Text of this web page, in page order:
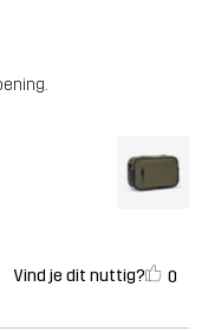
Vind je dit nuttig? 0